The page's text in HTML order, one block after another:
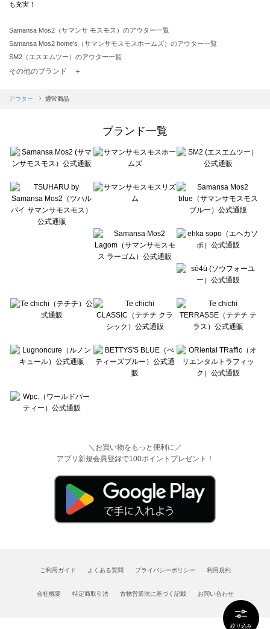
絞り込み
も充実！
Samansa Mos2（サマンサ モスモス）のアウター一覧
Samansa Mos2 home's（サマンサモスモスホームズ）のアウター一覧
SM2（エスエムツー）のアウター一覧
TSUHARU by Samansa Mos2（ツハルバイサマンサモスモス）のアウター一覧
Samansa Mos2 blue（サマンサモスモス ブルー）のアウター一覧
sō4ū（ソウフォーユー）のアウター一覧
Te chichi（テチチ）のアウター一覧
Te chichi CLASSIC（テチチ クラシック）のアウター一覧
Lugnoncure（ルノンキュール）のアウター一覧
BETTY'S BLUE（べティーズブルー）のアウター一覧
Wpc.（ワールドパーティー）のアウター一覧
その他のブランド ＋
アウター 通常商品
ブランド一覧
＼お買い物をもっと便利に／
アプリ新規会員登録で100ポイントプレゼント！
ご利用ガイド よくある質問 プライバシーポリシー 利用規約
会社概要 特定商取引法 古物営業法に基づく記載 お問い合わせ